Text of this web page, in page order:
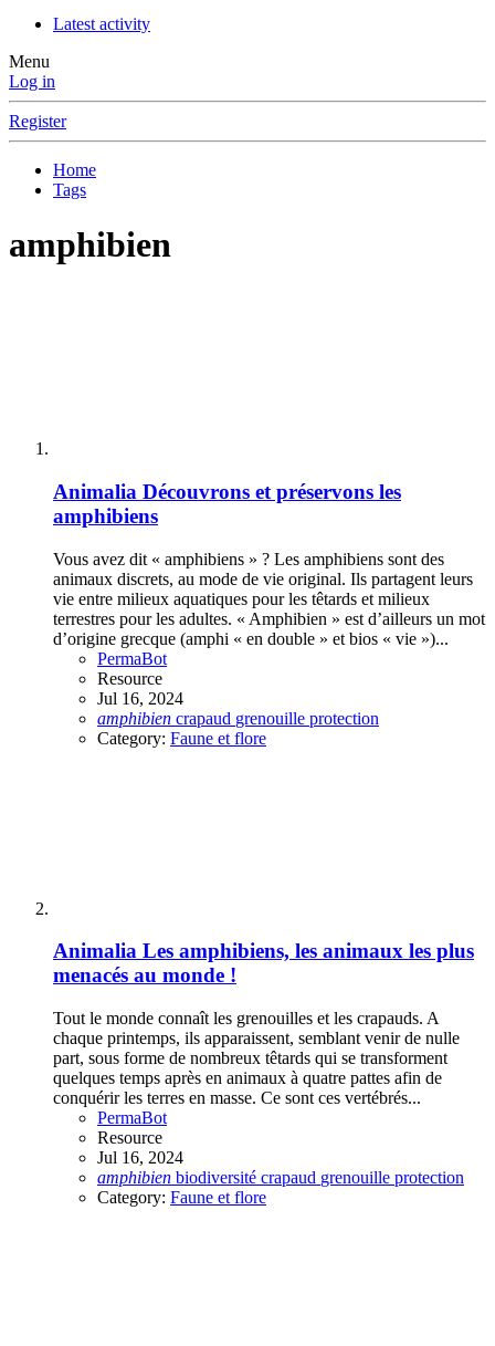
Latest activity
Menu
Log in
Register
Home
Tags
amphibien
Animalia Découvrons et préservons les
amphibiens
Vous avez dit « amphibiens » ? Les amphibiens sont des
animaux discrets, au mode de vie original. Ils partagent leurs
vie entre milieux aquatiques pour les têtards et milieux
terrestres pour les adultes. « Amphibien » est d’ailleurs un mot
d’origine grecque (amphi « en double » et bios « vie »)...
PermaBot
Resource
Jul 16, 2024
amphibien crapaud grenouille protection
Category: Faune et flore
Animalia Les amphibiens, les animaux les plus
menacés au monde !
Tout le monde connaît les grenouilles et les crapauds. A
chaque printemps, ils apparaissent, semblant venir de nulle
part, sous forme de nombreux têtards qui se transforment
quelques temps après en animaux à quatre pattes afin de
conquérir les terres en masse. Ce sont ces vertébrés...
PermaBot
Resource
Jul 16, 2024
amphibien biodiversité crapaud grenouille protection
Category: Faune et flore